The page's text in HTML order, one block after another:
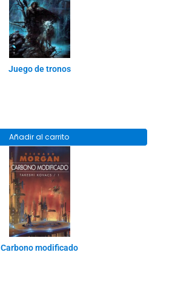
Juego de tronos
Añadir al carrito
Carbono modificado